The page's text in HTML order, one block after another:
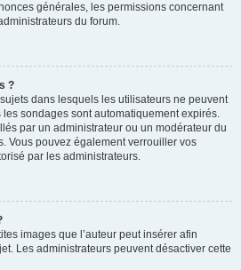
générales, les permissions concernant
du forum.
?
dans lesquels les utilisateurs ne peuvent
sondages sont automatiquement expirés.
par un administrateur ou un modérateur du
Vous pouvez également verrouiller vos
par les administrateurs.
images que l’auteur peut insérer afin
Les administrateurs peuvent désactiver cette